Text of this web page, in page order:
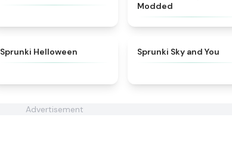
Modded
Sprunki Helloween Sprunki Sky and You
Advertisement